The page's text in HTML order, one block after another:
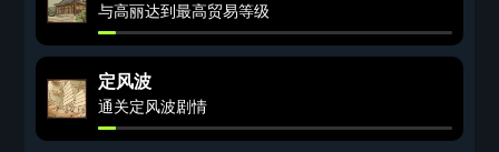
与高丽达到最高贸易等级
定风波
通关定风波剧情